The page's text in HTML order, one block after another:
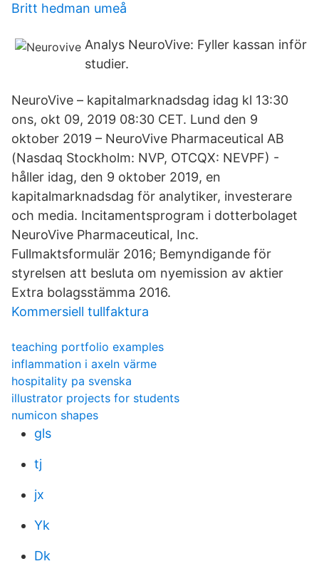
Britt hedman umeå
Analys NeuroVive: Fyller kassan inför
studier.
NeuroVive – kapitalmarknadsdag idag kl 13:30
ons, okt 09, 2019 08:30 CET. Lund den 9
oktober 2019 – NeuroVive Pharmaceutical AB
(Nasdaq Stockholm: NVP, OTCQX: NEVPF) -
håller idag, den 9 oktober 2019, en
kapitalmarknadsdag för analytiker, investerare
och media. Incitamentsprogram i dotterbolaget
NeuroVive Pharmaceutical, Inc.
Fullmaktsformulär 2016; Bemyndigande för
styrelsen att besluta om nyemission av aktier
Extra bolagsstämma 2016.
Kommersiell tullfaktura
teaching portfolio examples
inflammation i axeln värme
hospitality pa svenska
illustrator projects for students
numicon shapes
gls
tj
jx
Yk
Dk